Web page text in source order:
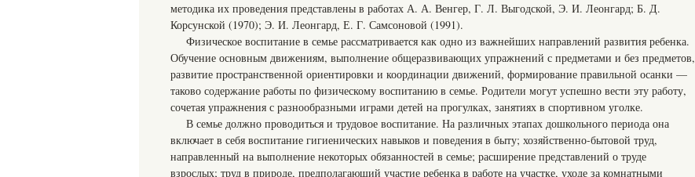
методика их проведения представлены в работах А. А. Венгер, Г. Л. Выгодской, Э. И. Леонгард; Б. Д.
Корсунской (1970); Э. И. Леонгард, Е. Г. Самсоновой (1991).
Физическое воспитание в семье рассматривается как одно из важнейших направлений развития ребенка.
Обучение основным движениям, выполнение общеразвивающих упражнений с предметами и без предметов,
развитие пространственной ориентировки и координации движений, формирование правильной осанки —
таково содержание работы по физическому воспитанию в семье. Родители могут успешно вести эту работу,
сочетая упражнения с разнообразными играми детей на прогулках, занятиях в спортивном уголке.
В семье должно проводиться и трудовое воспитание. На различных этапах дошкольного периода она
включает в себя воспитание гигиенических навыков и поведения в быту; хозяйственно-бытовой труд,
направленный на выполнение некоторых обязанностей в семье; расширение представлений о труде
взрослых; труд в природе, предполагающий участие ребенка в работе на участке, уходе за комнатными